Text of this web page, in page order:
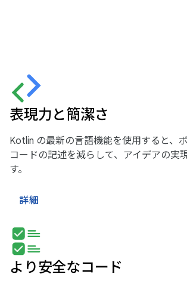
表現力と簡潔さ
Kotlin の最新の言語機能を使用すると、
コードの記述を減らして、アイデアの実
す。
詳細
より安全なコード